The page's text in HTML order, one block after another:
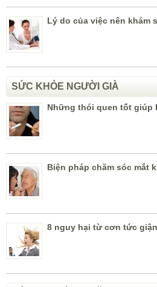
Lý do của việc nên khám
SỨC KHỎE NGƯỜI GIÀ
Những thói quen tốt giúp
Biện pháp chăm sóc mắt
8 nguy hại từ cơn tức giận